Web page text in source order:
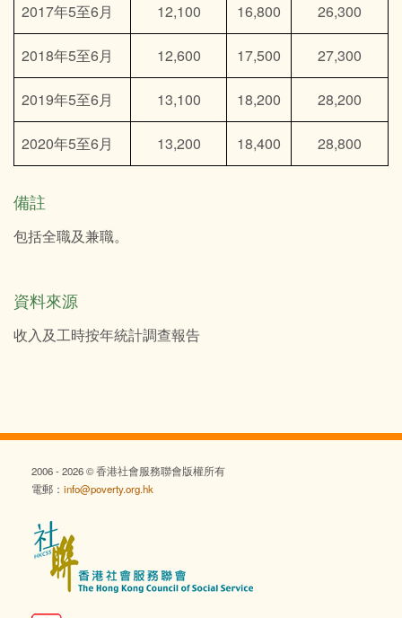
2017年5至6月 12,100 16,800 26,300
2018年5至6月 12,600 17,500 27,300
2019年5至6月 13,100 18,200 28,200
2020年5至6月 13,200 18,400 28,800
備註
包括全職及兼職。
資料來源
收入及工時按年統計調查報告
2006 - 2026 © 香港社會服務聯會版權所有
電郵： info@poverty.org.hk